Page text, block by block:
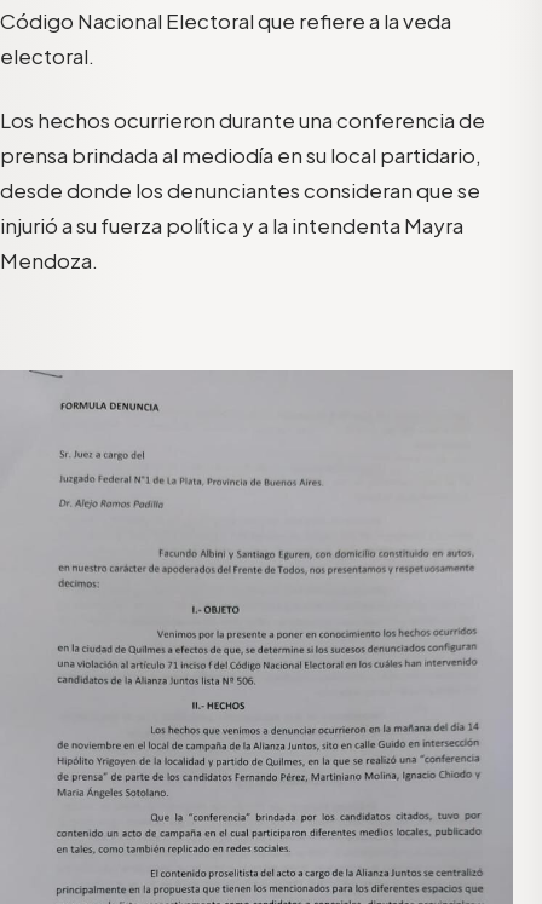
Código Nacional Electoral que refiere a la veda
electoral.
Los hechos ocurrieron durante una conferencia de
prensa brindada al mediodía en su local partidario,
desde donde los denunciantes consideran que se
injurió a su fuerza política y a la intendenta Mayra
Mendoza.